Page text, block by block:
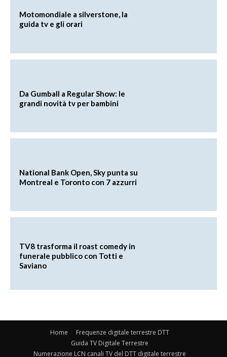
Motomondiale a silverstone, la
guida tv e gli orari
Da Gumball a Regular Show: le
grandi novità tv per bambini
National Bank Open, Sky punta su
Montreal e Toronto con 7 azzurri
TV8 trasforma il roast comedy in
funerale pubblico con Totti e
Saviano
Home
Frequenze digitale terrestre DTT
Guida TV Digitale Terrestre
Numerazione LCN canali TV del DTT digitale terrestre